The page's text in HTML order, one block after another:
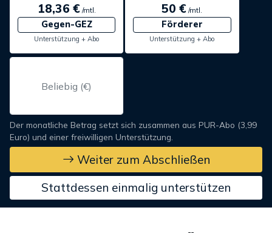
18,36 €/mtl.
Gegen-GEZ
Unterstützung + Abo
50 € /mtl.
Förderer
Unterstützung + Abo
Der monatliche Betrag setzt sich zusammen aus PUR-Abo (3,99
Euro) und einer freiwilligen Unterstützung.
Weiter zum Abschließen
Stattdessen einmalig unterstützen